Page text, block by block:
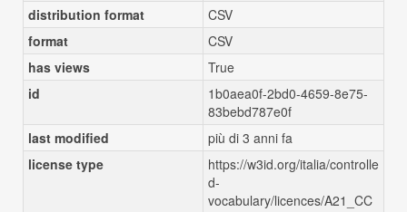
distribution format
CSV
format
CSV
has views
True
id
1b0aea0f-2bd0-4659-8e75-
83bebd787e0f
last modified
più di 3 anni fa
license type
https://w3id.org/italia/controlle
d-
vocabulary/licences/A21_CC